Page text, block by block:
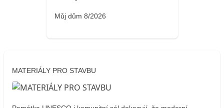
Můj dům 8/2026
MATERIÁLY PRO STAVBU